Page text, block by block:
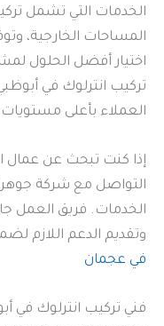
الخدمات التي تشمل
المساحات الخارجية،
اختيار أفضل الحلول
تركيب انترلوك في
العملاء بأعلى مستويات
إذا كنت تبحث عن عمال
التواصل مع شركة
الخدمات. فريق العمل
وتقديم الدعم اللازم
في عجمان
فني تركيب انترلوك في